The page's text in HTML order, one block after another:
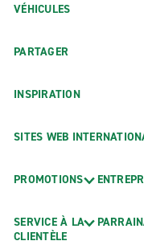
VÉHICULES
PARTAGER
INSPIRATION
SITES WEB
PROMOTIONS
SERVICE À LA
CLIENTÈLE